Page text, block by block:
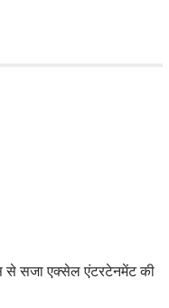
से सजा एक्सेल एंटरटेनमेंट की